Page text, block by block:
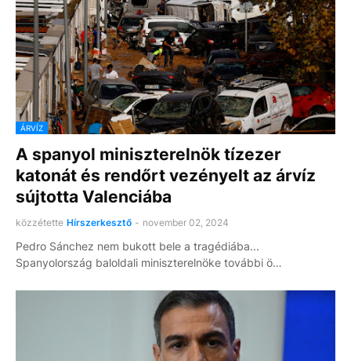
ÁRVÍZ
A spanyol miniszterelnök tízezer
katonát és rendőrt vezényelt az árvíz
sújtotta Valenciába
közzétette Hírszerkesztő - november 02, 2024
Pedro Sánchez nem bukott bele a tragédiába...
Spanyolország baloldali miniszterelnöke további ö…